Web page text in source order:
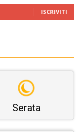
ISCRIVITI
Serata